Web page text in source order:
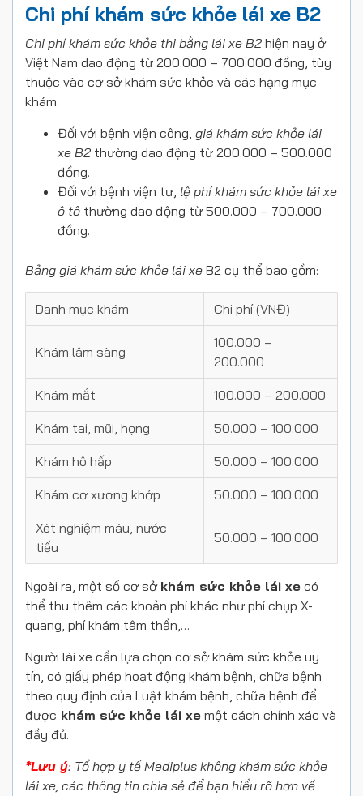
Chi phí khám sức khỏe lái xe B2
Chi phí khám sức khỏe thi bằng lái xe B2 hiện nay ở
Việt Nam dao động từ 200.000 – 700.000 đồng, tùy
thuộc vào cơ sở khám sức khỏe và các hạng mục
khám.
Đối với bệnh viện công, giá khám sức khỏe lái
xe B2 thường dao động từ 200.000 – 500.000
đồng.
Đối với bệnh viện tư, lệ phí khám sức khỏe lái xe
ô tô thường dao động từ 500.000 – 700.000
đồng.
Bảng giá khám sức khỏe lái xe B2 cụ thể bao gồm:
Danh mục khám Chi phí (VNĐ)
Khám lâm sàng
100.000 –
200.000
Khám mắt 100.000 – 200.000
Khám tai, mũi, họng 50.000 – 100.000
Khám hô hấp 50.000 – 100.000
Khám cơ xương khớp 50.000 – 100.000
Xét nghiệm máu, nước
tiểu
50.000 – 100.000
Ngoài ra, một số cơ sở khám sức khỏe lái xe có
thể thu thêm các khoản phí khác như phí chụp X-
quang, phí khám tâm thần,…
Người lái xe cần lựa chọn cơ sở khám sức khỏe uy
tín, có giấy phép hoạt động khám bệnh, chữa bệnh
theo quy định của Luật khám bệnh, chữa bệnh để
được khám sức khỏe lái xe một cách chính xác và
đầy đủ.
*Lưu ý: Tổ hợp y tế Mediplus không khám sức khỏe
lái xe, các thông tin chia sẻ để bạn hiểu rõ hơn về